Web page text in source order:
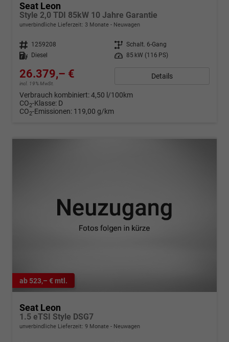
Seat Leon
Style 2,0 TDI 85kW 10 Jahre Garantie
unverbindliche Lieferzeit: 3 Monate Neuwagen
Fahrzeugnr. 1259208 Getriebe Schalt. 6-Gang
Kraftstoff
Diesel Leistung 85 kW (116 PS)
26.379,– €
incl. 19% MwSt.
Details
Verbrauch kombiniert:4,50 l/100km
CO2-Klasse: D
CO2-Emissionen: 119,00 g/km
ab 523,– € mtl.
Seat Leon
1.5 eTSI Style DSG7
unverbindliche Lieferzeit: 9 Monate Neuwagen